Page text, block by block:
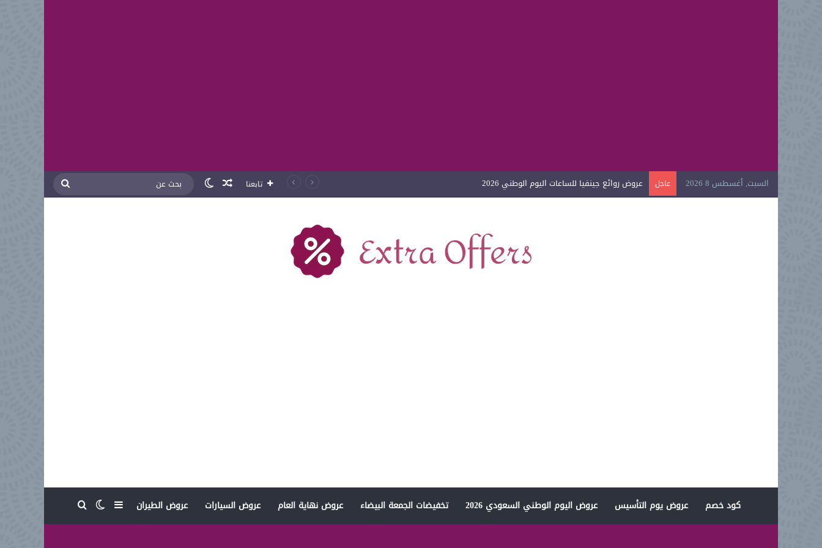
السبت, أغسطس 8 2026 عاجل عروض روائع جينفيا للساعات اليوم الوطني 2026 تابعنا مقال عشوائي
الوضع المظلم
بحث
كود خصم عروض يوم التأسيس عروض اليوم الوطني السعودي 2026 تخفيضات الجمعة البيضاء عروض نهاية العام عروض السيارات عروض الطيران إضافة عمود جانبي
الوضع المظلم
بحث عن